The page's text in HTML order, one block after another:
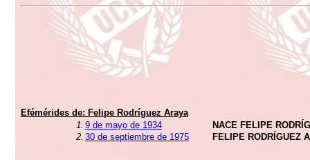
Efémérides de: Felipe Rodríguez Araya
1. 9 de mayo de 1934
NACE FELIPE
2. 30 de septiembre de 1975 FELIPE RODRÍGUEZ